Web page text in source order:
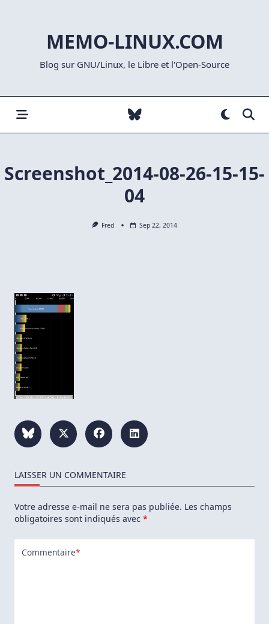
MEMO-LINUX.COM
Blog sur GNU/Linux, le Libre et l'Open-Source
Screenshot_2014-08-26-15-15-
04
Fred Sep 22, 2014
LAISSER UN COMMENTAIRE
Votre adresse e-mail ne sera pas publiée. Les champs
obligatoires sont indiqués avec *
Commentaire*